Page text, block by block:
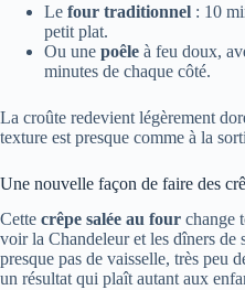
Le four traditionnel : 10
petit plat.
Ou une poêle à feu doux,
minutes de chaque côté.
La croûte redevient légèrement
texture est presque comme à la
Une nouvelle façon de faire des
Cette crêpe salée au four change
voir la Chandeleur et les dîners de
presque pas de vaisselle, très peu
un résultat qui plaît autant aux